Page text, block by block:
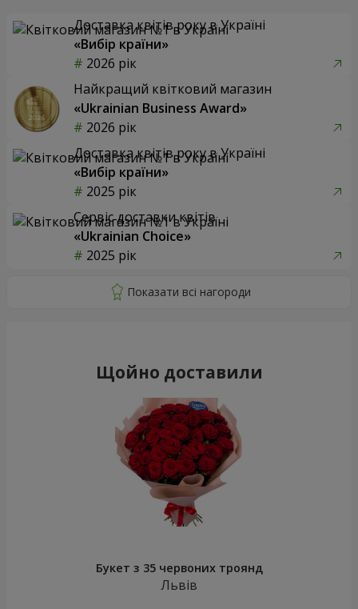
Доставка квітів року в Україні
«Вибір країни»
2026 рік
Найкращий квітковий магазин
«Ukrainian Business Award»
2026 рік
Доставка квітів року в Україні
«Вибір країни»
2025 рік
Сервіс доставки квітів
«Ukrainian Choice»
2025 рік
Щойно доставили
Букет з 35 червоних троянд
Львів